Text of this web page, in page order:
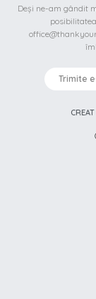
Deși ne-am gândit
Trimite